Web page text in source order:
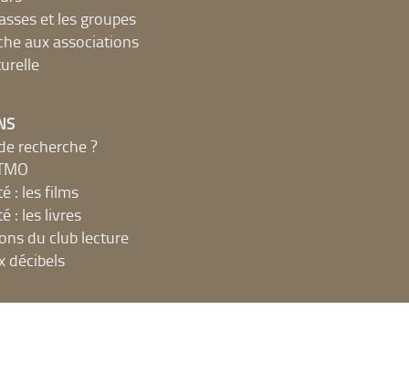
et les groupes
aux associations
recherche ?
: les films
: les livres
du club lecture
décibels